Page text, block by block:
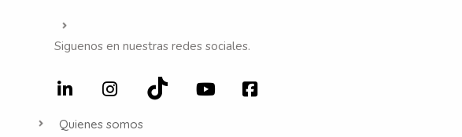
Siguenos en nuestras redes sociales.
Quienes somos